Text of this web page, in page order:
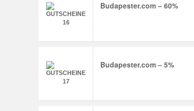
Budapester.com – 60%
Budapester.com – 5%